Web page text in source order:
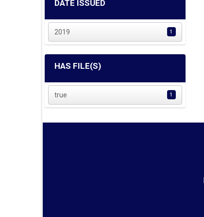
DATE ISSUED
2019 1
HAS FILE(S)
true 1